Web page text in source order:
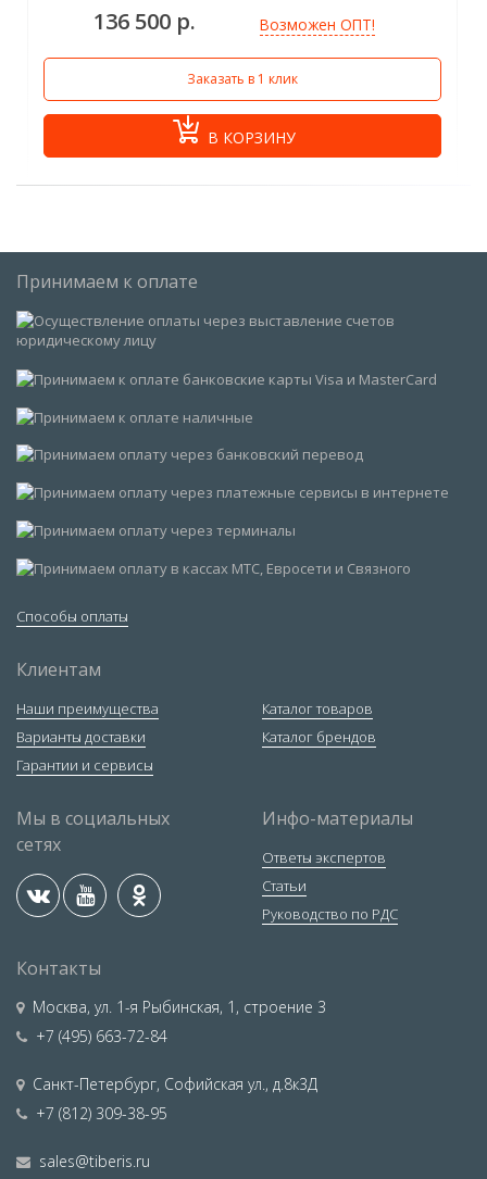
136 500 р. Возможен ОПТ!
Заказать в 1 клик
В КОРЗИНУ
Принимаем к оплате
Способы оплаты
Клиентам
Наши преимущества
Варианты доставки
Гарантии и сервисы
Каталог товаров
Каталог брендов
Мы в социальных
сетях
Инфо-материалы
Ответы экспертов
Статьи
Руководство по РДС
Контакты
Москва, ул. 1-я Рыбинская, 1, строение 3
+7 (495) 663-72-84
Санкт-Петербург, Софийская ул., д.8к3Д
+7 (812) 309-38-95
sales@tiberis.ru